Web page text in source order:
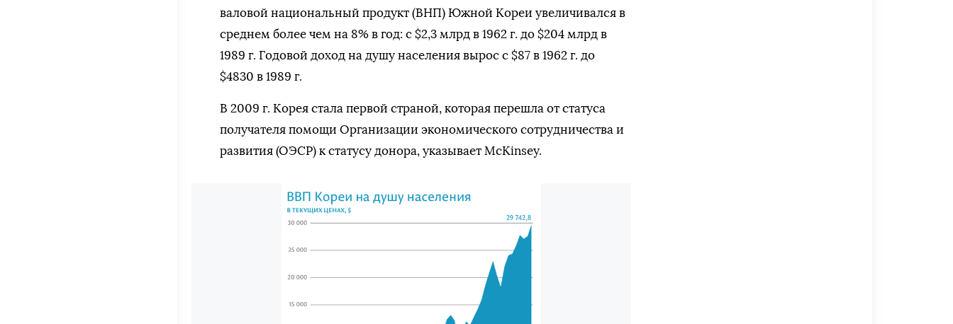
валовой национальный продукт (ВНП) Южной Кореи увеличивался в
среднем более чем на 8% в год: с $2,3 млрд в 1962 г. до $204 млрд в
1989 г. Годовой доход на душу населения вырос с $87 в 1962 г. до
$4830 в 1989 г.
В 2009 г. Корея стала первой страной, которая перешла от статуса
получателя помощи Организации экономического сотрудничества и
развития (ОЭСР) к статусу донора, указывает McKinsey.